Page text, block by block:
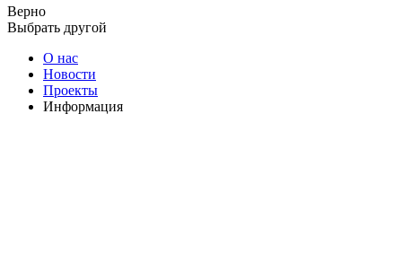
Верно
Выбрать другой
О нас
Новости
Проекты
Информация